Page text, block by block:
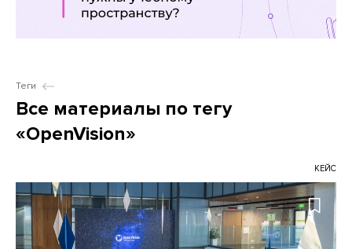
Теги
Все материалы по тегу
«OpenVision»
КЕЙС